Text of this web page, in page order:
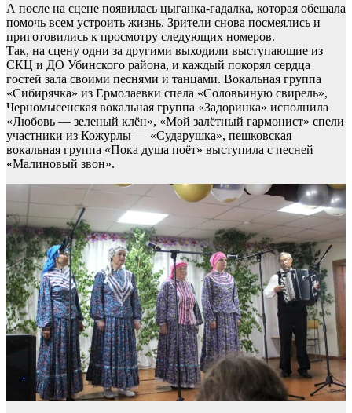
А после на сцене появилась цыганка-гадалка, которая обещала
помочь всем устроить жизнь. Зрители снова посмеялись и
приготовились к просмотру следующих номеров.
Так, на сцену одни за другими выходили выступающие из
СКЦ и ДО Убинского района, и каждый покорял сердца
гостей зала своими песнями и танцами. Вокальная группа
«Сибирячка» из Ермолаевки спела «Соловьиную свирель»,
Черномысенская вокальная группа «Задоринка» исполнила
«Любовь — зеленый клён», «Мой залётный гармонист» спели
участники из Кожурлы — «Сударушка», пешковская
вокальная группа «Пока душа поёт» выступила с песней
«Малиновый звон».